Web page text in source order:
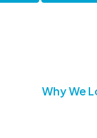
Why We